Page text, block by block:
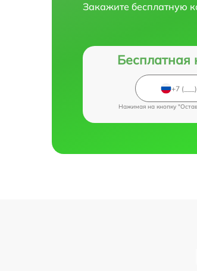
Закажите бесплатную
Бесплатная
Нажимая на кнопку